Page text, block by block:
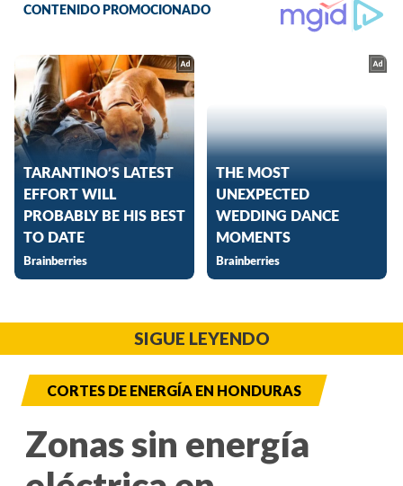
SIGUE LEYENDO
CORTES DE ENERGÍA EN HONDURAS
Zonas sin energía